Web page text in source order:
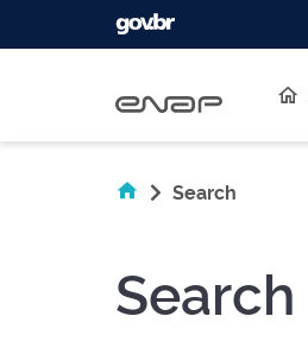
Search
Search